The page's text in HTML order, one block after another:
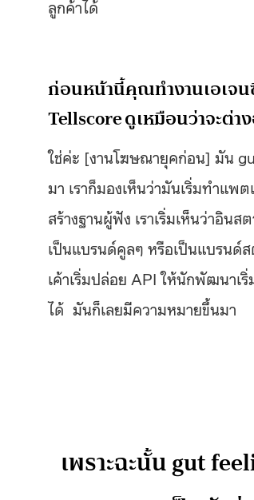
ลูกค้าได้
ก่อนหน้านี้คุณทำงานเอเจ
Tellscore ดูเหมือนว่าจะต่า
ใช่ค่ะ [งานโฆษณายุคก่อน] มัน
มา เราก็มองเห็นว่ามันเริ่มทำแพ
สร้างฐานผู้ฟัง เราเริ่มเห็นว่าอิน
เป็นแบรนด์คูลๆ หรือเป็นแบรนด์
เค้าเริ่มปล่อย API ให้นักพัฒนาเ
ได้ มันก็เลยมีความหมายขึ้นมา
เพราะฉะนั้น gut